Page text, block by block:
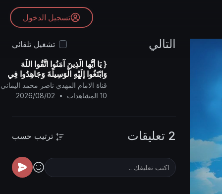
تسجيل الدخول
التالي
تشغيل تلقائي
{ يَا أيُّها الَّذِينَ آمَنُوا اتَّقُوا اللَّهَ
وَابْتَغُوا إِلَيْهِ الْوَسِيلَةَ وَجَاهِدُوا فِي
سَبِيلِهِ لَعَلَّكُمْ تُفْلِحُونَ }
قناة الامام المهدي ناصر محمد اليماني
10 المشاهدات
•
2026/08/02
2 تعليقات ترتيب حسب